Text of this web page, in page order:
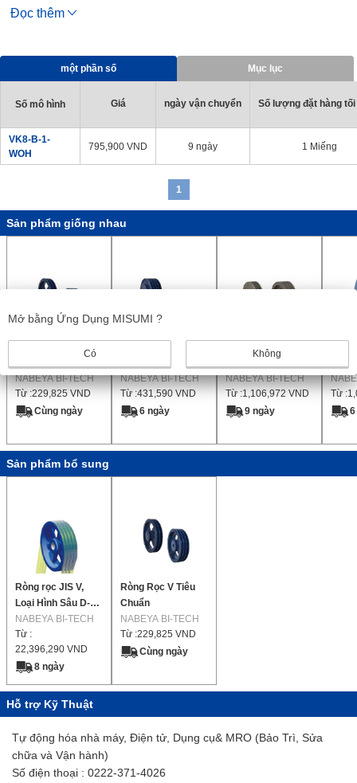
hỏng dây đai.
[Các ứng dụng]
· Quạt, v.v.
Đọc thêm
một phần số Mục lục
Số mô hình Giá ngày vận chuyển Số lượng đặt hàng
VK8-B-1-
WOH
795,900 VND 9 ngày 1 Miếng
1
Sản phẩm giống nhau
NABEYA BI-TECH
Từ :229,825 VND
Cùng ngày
NABEYA BI-TECH
Từ :431,590 VND
6 ngày
Rotary multi drive
NABEYA BI-TECH
Từ :1,106,972 VND
9 ngày
Từ :
Sản phẩm bổ sung
Ròng rọc JIS V,
Loại Hình Sâu D-
Cut
NABEYA BI-TECH
Từ :
22,396,290 VND
8 ngày
Ròng Rọc V Tiêu
Chuẩn
NABEYA BI-TECH
Từ :229,825 VND
Cùng ngày
Hỗ trợ Kỹ Thuật
Tự động hóa nhà máy, Điện tử, Dụng cụ& MRO (Bảo Trì, Sửa
chữa và Vận hành)
Số điện thoại : 0222-371-4026
Mở bằng Ứng Dụng MISUMI ?
Có Không